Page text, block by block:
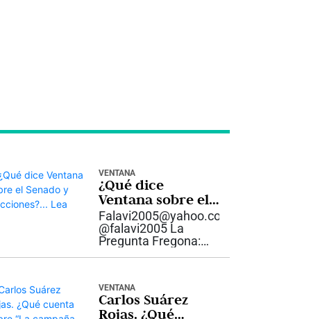
VENTANA
¿Qué dice
Ventana sobre el
Senado y
elecciones?… Lea
Falavi2005@yahoo.com
@falavi2005 La
Pregunta Fregona:
de la disputa por la
presidencia del
Senado, que terminó
VENTANA
Carlos Suárez
Rojas. ¿Qué